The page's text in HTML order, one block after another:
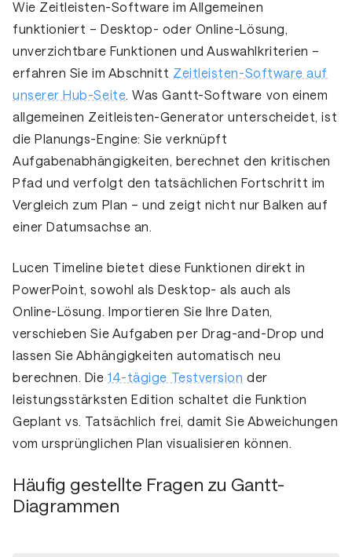
Wie Zeitleisten-Software im Allgemeinen
funktioniert – Desktop- oder Online-Lösung,
unverzichtbare Funktionen und Auswahlkriterien –
erfahren Sie im Abschnitt Zeitleisten-Software auf
unserer Hub-Seite . Was Gantt-Software von einem
allgemeinen Zeitleisten-Generator unterscheidet, ist
die Planungs-Engine: Sie verknüpft
Aufgabenabhängigkeiten, berechnet den kritischen
Pfad und verfolgt den tatsächlichen Fortschritt im
Vergleich zum Plan – und zeigt nicht nur Balken auf
einer Datumsachse an.
Lucen Timeline bietet diese Funktionen direkt in
PowerPoint, sowohl als Desktop- als auch als
Online-Lösung. Importieren Sie Ihre Daten,
verschieben Sie Aufgaben per Drag-and-Drop und
lassen Sie Abhängigkeiten automatisch neu
berechnen. Die14-tägige Testversion der
leistungsstärksten Edition schaltet die Funktion
Geplant vs. Tatsächlich frei, damit Sie Abweichungen
vom ursprünglichen Plan visualisieren können.
Häufig gestellte Fragen zu Gantt-
Diagrammen